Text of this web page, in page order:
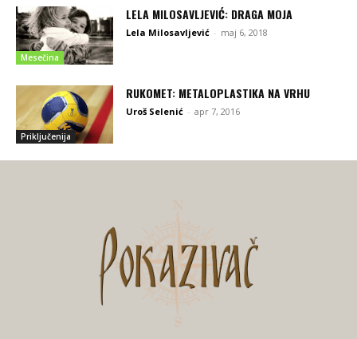
Mesečina
LELA MILOSAVLJEVIĆ: DRAGA MOJA
Lela Milosavljević - maj 6, 2018
Priključenija
RUKOMET: METALOPLASTIKA NA VRHU
Uroš Selenić - apr 7, 2016